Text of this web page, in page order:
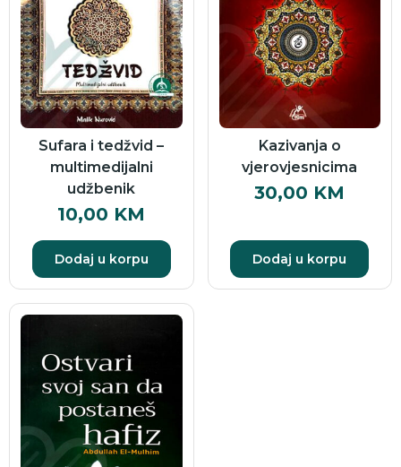
Sufara i tedžvid –
multimedijalni
udžbenik
10,00 KM
Dodaj u korpu
Kazivanja o
vjerovjesnicima
30,00 KM
Dodaj u korpu